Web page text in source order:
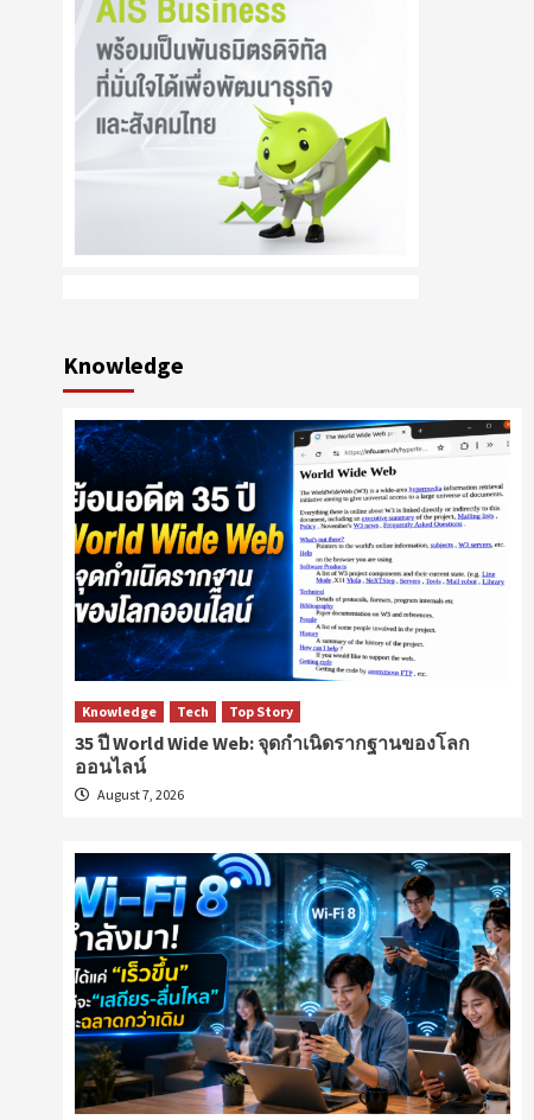
Knowledge
Knowledge Tech Top Story
35 ปี World Wide Web: จุดกำเนิดรากฐานของโลก
ออนไลน์
August 7, 2026